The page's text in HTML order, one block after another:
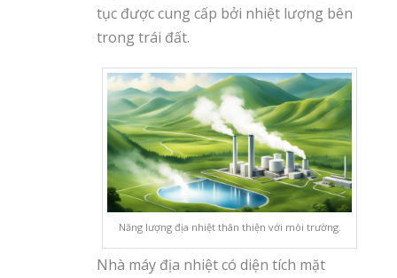
tục được cung cấp bởi nhiệt lượng bên
trong trái đất.
Năng lượng địa nhiệt thân thiện với môi trường.
Nhà máy địa nhiệt có diện tích mặt